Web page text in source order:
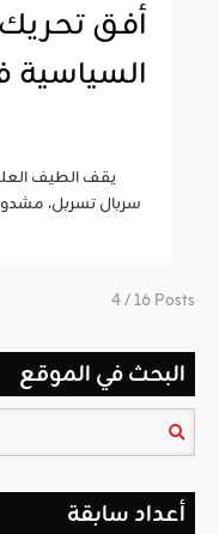
أفق
يقف الطيف
سربال تسربل،
4 / 16 Posts
البحث في الموقع
أعداد سابقة